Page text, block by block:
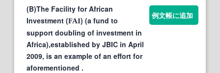
(B)The Facility for African
Investment (FAI) (a fund to
support doubling of investment in
Africa),established by JBIC in April
2009, is an example of an effort for
aforementioned .
例文帳に追加